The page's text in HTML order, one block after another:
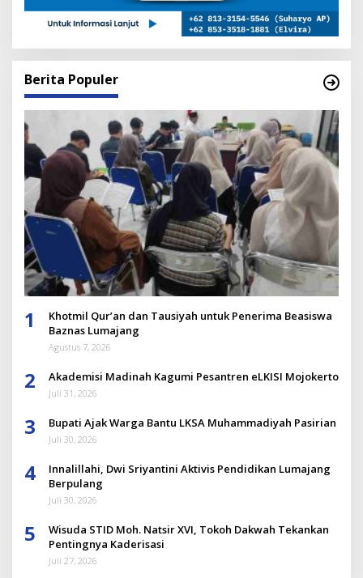
Berita Populer
1
Khotmil Qur’an dan Tausiyah untuk Penerima Beasiswa
Baznas Lumajang
Agustus 7, 2026
2 Akademisi Madinah Kagumi Pesantren eLKISI Mojokerto
Juli 31, 2026
3 Bupati Ajak Warga Bantu LKSA Muhammadiyah Pasirian
Juli 30, 2026
4
Innalillahi, Dwi Sriyantini Aktivis Pendidikan Lumajang
Berpulang
Juli 30, 2026
5
Wisuda STID Moh. Natsir XVI, Tokoh Dakwah Tekankan
Pentingnya Kaderisasi
Juli 27, 2026